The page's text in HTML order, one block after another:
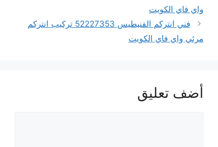
واي فاي الكويت
فني انتركم الفنيطيس 52227353 تركيب انتركم
مرئي واي فاي الكويت
أضف تعليق